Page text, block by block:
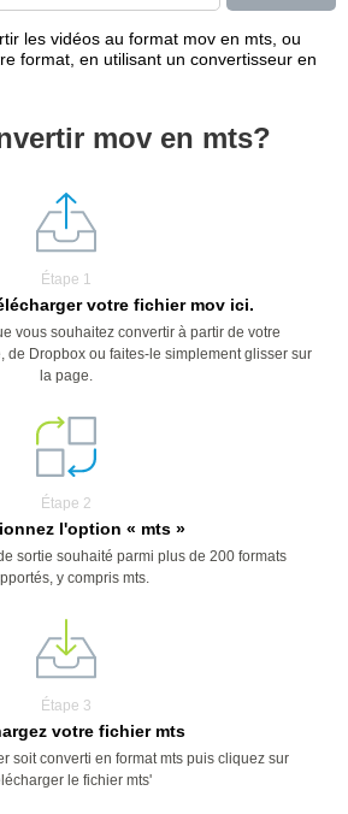
les vidéos au format mov en mts, ou
format, en utilisant un convertisseur en
mov en mts?
Étape 1
votre fichier mov ici.
vous souhaitez convertir à partir de votre
de Dropbox ou faites-le simplement glisser sur
la page.
Étape 2
l'option « mts »
sortie souhaité parmi plus de 200 formats
y compris mts.
Étape 3
votre fichier mts
soit converti en format mts puis cliquez sur
le fichier mts'